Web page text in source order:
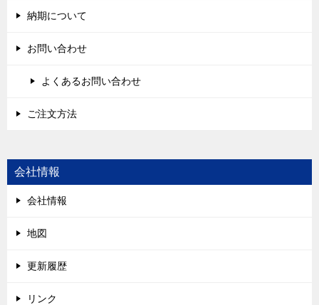
納期について
お問い合わせ
よくあるお問い合わせ
ご注文方法
会社情報
会社情報
地図
更新履歴
リンク